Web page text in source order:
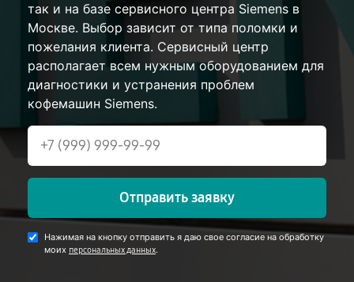
так и на базе сервисного центра Siemens в
Москве. Выбор зависит от типа поломки и
пожелания клиента. Сервисный центр
располагает всем нужным оборудованием для
диагностики и устранения проблем
кофемашин Siemens.
Отправить заявку
Нажимая на кнопку отправить я даю свое согласие на обработку
моих персональных данных.